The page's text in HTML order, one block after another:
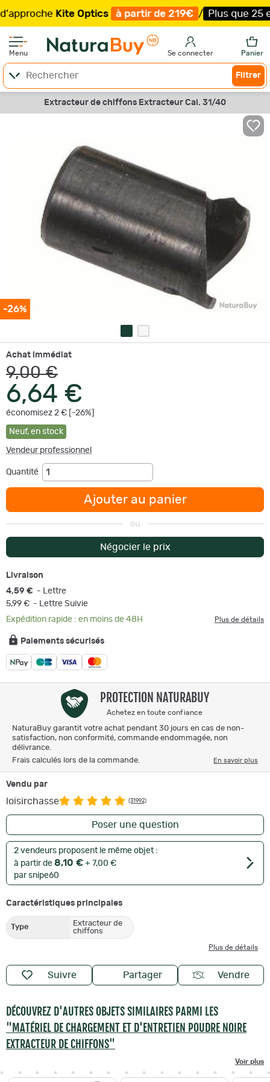
Kite Optics à partir de 219€ / Plus que 25
Menu Se connecter Panier
Filtrer
Extracteur de chiffons Extracteur Cal. 31/40
-26%
Achat immédiat
9,00 €
6,64 €
économisez 2 € [-26%]
Neuf, en stock
Vendeur professionnel
Quantité
Ajouter au panier
ou
Négocier le prix
Livraison
4,59 € - Lettre
5,99 € - Lettre Suivie
Expédition rapide : en moins de 48H
Plus de détails
Paiements sécurisés
PROTECTION NATURABUY
Achetez en toute confiance
NaturaBuy garantit votre achat pendant 30 jours en cas de non-
satisfaction, non conformité, commande endommagée, non
délivrance.
Frais calculés lors de la commande.
En savoir plus
Vendu par
loisirchasse (31992)
Poser une question
2 vendeurs proposent le même objet :
à partir de 8,10 € + 7,00 €
par snipe60
Caractéristiques principales
Type
Extracteur de
chiffons
Plus de détails
Suivre Partager Vendre
DÉCOUVREZ D'AUTRES OBJETS SIMILAIRES PARMI LES
"MATÉRIEL DE CHARGEMENT ET D'ENTRETIEN POUDRE NOIRE
EXTRACTEUR DE CHIFFONS"
Voir plus